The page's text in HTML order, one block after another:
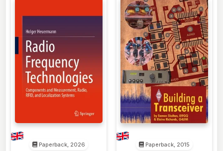
Paperback, 2026 Paperback, 2015